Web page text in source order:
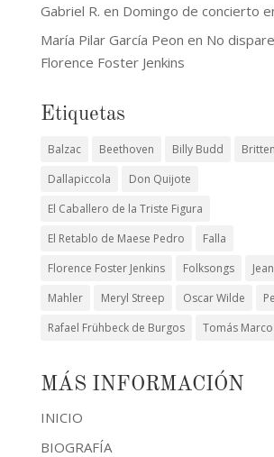
Gabriel R. en Domingo de concierto
María Pilar García Peon en No
Florence Foster Jenkins
Etiquetas
Balzac Beethoven Billy Budd Britten
Dallapiccola
Don Quijote
El Caballero de la Triste Figura
El Retablo de Maese Pedro
Falla
Florence Foster Jenkins
Folksongs
Mahler
Meryl Streep Oscar Wilde
Rafael Frühbeck de Burgos
Tomás Marco
MÁS INFORMACIÓN
INICIO
BIOGRAFÍA